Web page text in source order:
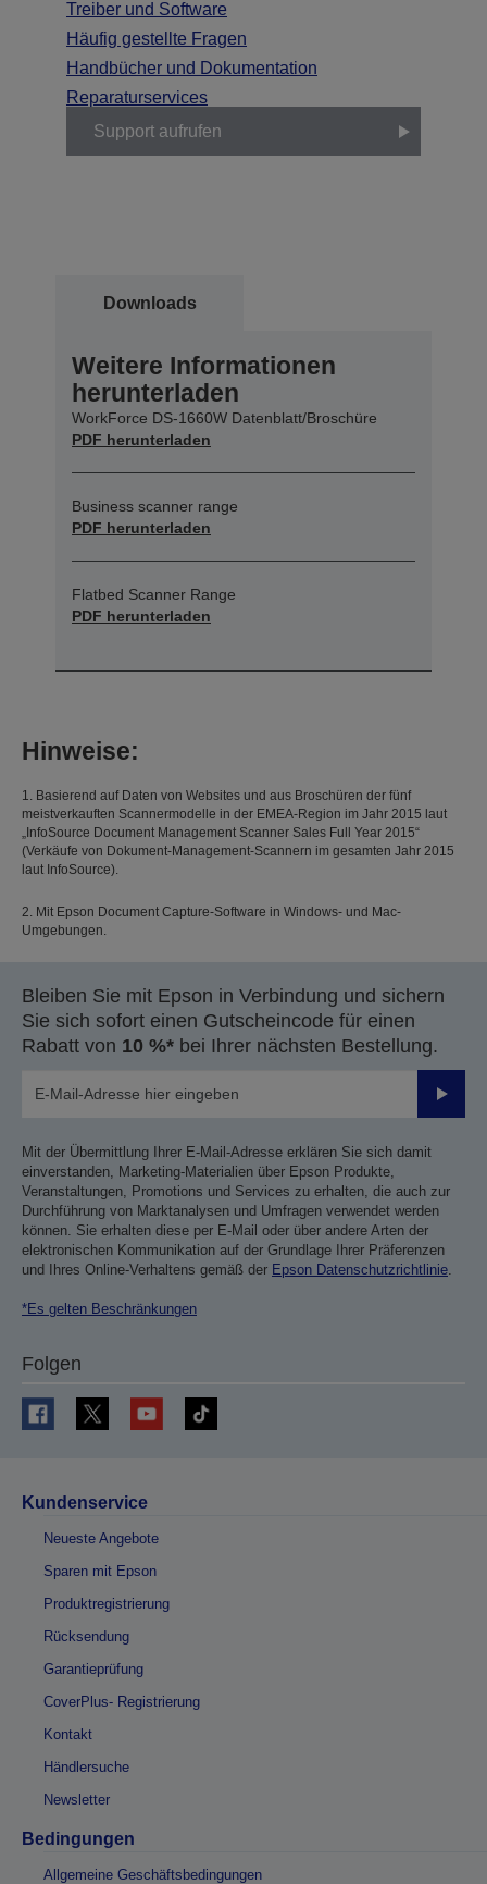
Treiber und Software
Häufig gestellte Fragen
Handbücher und Dokumentation
Reparaturservices
Support aufrufen
Downloads
Weitere Informationen
herunterladen
WorkForce DS-1660W Datenblatt/Broschüre
PDF herunterladen
Business scanner range
PDF herunterladen
Flatbed Scanner Range
PDF herunterladen
Hinweise:
1. Basierend auf Daten von Websites und aus Broschüren der fünf
meistverkauften Scannermodelle in der EMEA-Region im Jahr 2015 laut
„InfoSource Document Management Scanner Sales Full Year 2015“
(Verkäufe von Dokument-Management-Scannern im gesamten Jahr 2015
laut InfoSource).
2. Mit Epson Document Capture-Software in Windows- und Mac-
Umgebungen.
Bleiben Sie mit Epson in Verbindung und sichern
Sie sich sofort einen Gutscheincode für einen
Rabatt von 10 %* bei Ihrer nächsten Bestellung.
Mit der Übermittlung Ihrer E-Mail-Adresse erklären Sie sich damit
einverstanden, Marketing-Materialien über Epson Produkte,
Veranstaltungen, Promotions und Services zu erhalten, die auch zur
Durchführung von Marktanalysen und Umfragen verwendet werden
können. Sie erhalten diese per E-Mail oder über andere Arten der
elektronischen Kommunikation auf der Grundlage Ihrer Präferenzen
und Ihres Online-Verhaltens gemäß der Epson Datenschutzrichtlinie
*Es gelten Beschränkungen
Folgen
Kundenservice
Neueste Angebote
Sparen mit Epson
Produktregistrierung
Rücksendung
Garantieprüfung
CoverPlus- Registrierung
Kontakt
Händlersuche
Newsletter
Bedingungen
Allgemeine Geschäftsbedingungen